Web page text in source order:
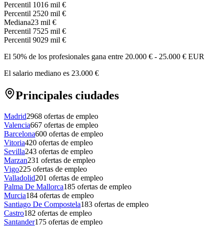
Percentil 1016 mil €
Percentil 2520 mil €
Mediana23 mil €
Percentil 7525 mil €
Percentil 9029 mil €
El 50% de los profesionales gana entre 20.000 € - 25.000 € EUR
El salario mediano es 23.000 €
Principales ciudades
Madrid2968 ofertas de empleo
Valencia667 ofertas de empleo
Barcelona600 ofertas de empleo
Vitoria420 ofertas de empleo
Sevilla243 ofertas de empleo
Marzan231 ofertas de empleo
Vigo225 ofertas de empleo
Valladolid201 ofertas de empleo
Palma De Mallorca185 ofertas de empleo
Murcia184 ofertas de empleo
Santiago De Compostela183 ofertas de empleo
Castro182 ofertas de empleo
Santander175 ofertas de empleo